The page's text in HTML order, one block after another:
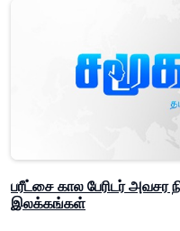
பரீட்சை கால பேரிடர் அவசர
இலக்கங்கள்